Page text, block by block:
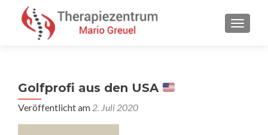
Golfprofi aus den USA
Veröffentlicht am 2. Juli 2020